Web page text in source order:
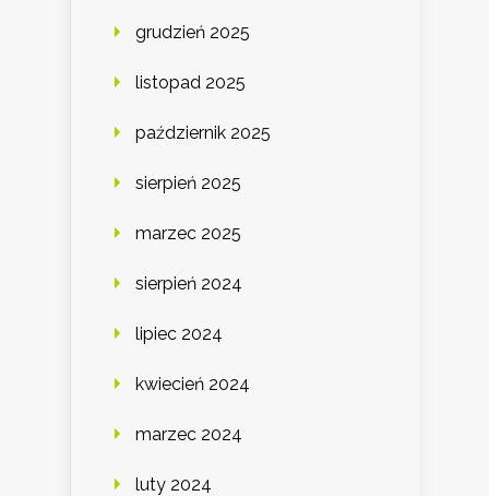
grudzień 2025
listopad 2025
październik 2025
sierpień 2025
marzec 2025
sierpień 2024
lipiec 2024
kwiecień 2024
marzec 2024
luty 2024